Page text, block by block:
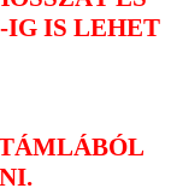
IG IS LEHET